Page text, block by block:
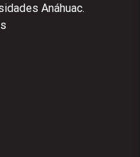
Anáhuac.